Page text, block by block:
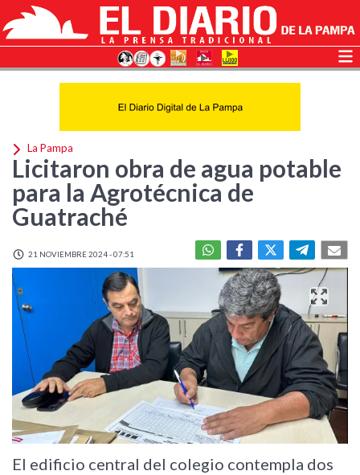
La Pampa
Licitaron obra de agua potable
para la Agrotécnica de
Guatraché
21 NOVIEMBRE 2024 - 07:51
El edificio central del colegio contempla dos